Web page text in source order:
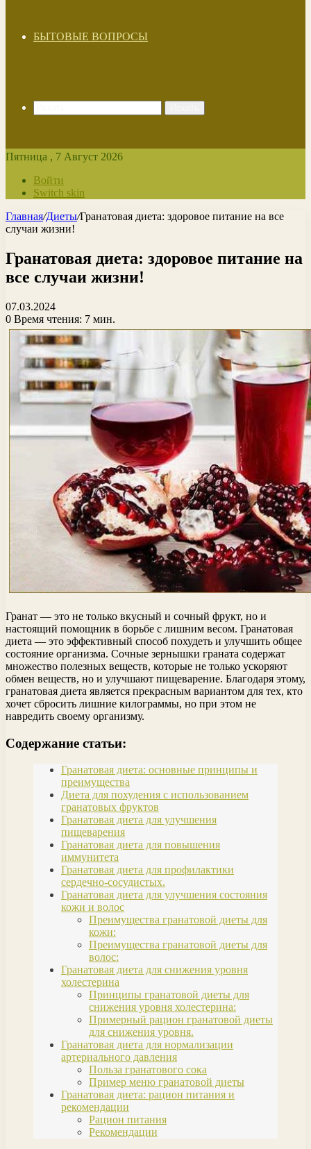
БЫТОВЫЕ ВОПРОСЫ
Пятница , 7 Август 2026
Войти
Switch skin
Главная/Диеты/Гранатовая диета: здоровое питание на все
случаи жизни!
Гранатовая диета: здоровое питание на
все случаи жизни!
07.03.2024
0 Время чтения: 7 мин.
Гранат — это не только вкусный и сочный фрукт, но и
настоящий помощник в борьбе с лишним весом. Гранатовая
диета — это эффективный способ похудеть и улучшить общее
состояние организма. Сочные зернышки граната содержат
множество полезных веществ, которые не только ускоряют
обмен веществ, но и улучшают пищеварение. Благодаря этому,
гранатовая диета является прекрасным вариантом для тех, кто
хочет сбросить лишние килограммы, но при этом не
навредить своему организму.
Содержание статьи:
Гранатовая диета: основные принципы и
преимущества
Диета для похудения с использованием
гранатовых фруктов
Гранатовая диета для улучшения
пищеварения
Гранатовая диета для повышения
иммунитета
Гранатовая диета для профилактики
сердечно-сосудистых.
Гранатовая диета для улучшения состояния
кожи и волос
Преимущества гранатовой диеты для
кожи:
Преимущества гранатовой диеты для
волос:
Гранатовая диета для снижения уровня
холестерина
Принципы гранатовой диеты для
снижения уровня холестерина:
Примерный рацион гранатовой диеты
для снижения уровня.
Гранатовая диета для нормализации
артериального давления
Польза гранатового сока
Пример меню гранатовой диеты
Гранатовая диета: рацион питания и
рекомендации
Рацион питания
Рекомендации